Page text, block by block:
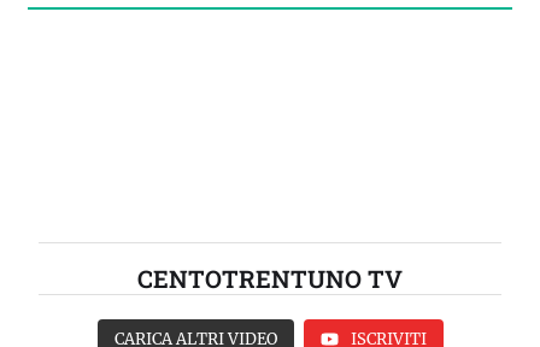
CENTOTRENTUNO TV
CARICA ALTRI VIDEO ISCRIVITI